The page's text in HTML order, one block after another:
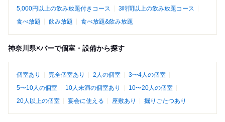
5,000円以上の飲み放題付きコース
3時間以上の飲み放題コース
食べ放題
飲み放題 食べ放題&飲み放題
神奈川県×バーで個室・設備から探す
個室あり 完全個室あり 2人の個室
3〜4人の個室
5〜10人の個室
10人未満の個室あり
10〜20人の個室
20人以上の個室
宴会に使える 座敷あり 掘りごたつあり